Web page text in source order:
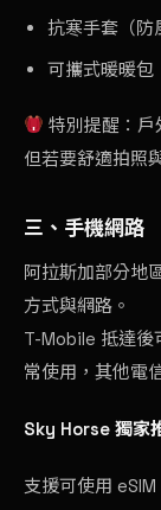
抗寒手套（防
可攜式暖暖包
特別提醒：戶
但若要舒適拍照
三、手機網路
阿拉斯加部分地
方式與網路。
T-Mobile 抵達後
常使用，其他電
Sky Horse 獨家
支援可使用